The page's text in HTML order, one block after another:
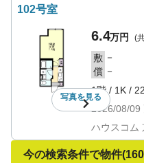
102号室
写真を見る
6.4万円 (
敷 －
償 －
1階/ 1K /
2026/08/09
ハウスコム
今の検索条件で物件